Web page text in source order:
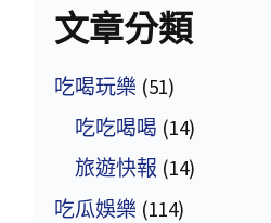
文章分類
吃喝玩樂 (51)
吃吃喝喝 (14)
旅遊快報 (14)
吃瓜娛樂 (114)